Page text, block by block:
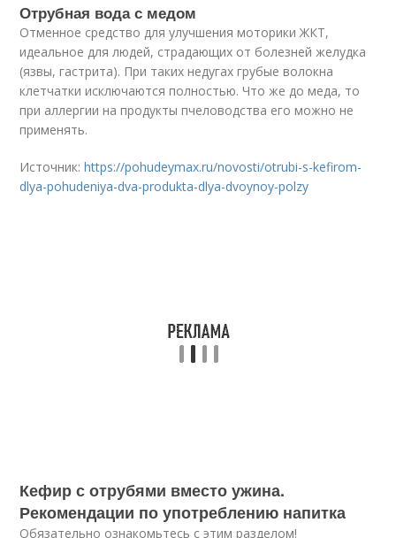
Отрубная вода с медом
Отменное средство для улучшения моторики ЖКТ,
идеальное для людей, страдающих от болезней желудка
(язвы, гастрита). При таких недугах грубые волокна
клетчатки исключаются полностью. Что же до меда, то
при аллергии на продукты пчеловодства его можно не
применять.
Источник:https://pohudeymax.ru/novosti/otrubi-s-kefirom-
dlya-pohudeniya-dva-produkta-dlya-dvoynoy-polzy
Кефир с отрубями вместо ужина.
Рекомендации по употреблению напитка
Обязательно ознакомьтесь с этим разделом!